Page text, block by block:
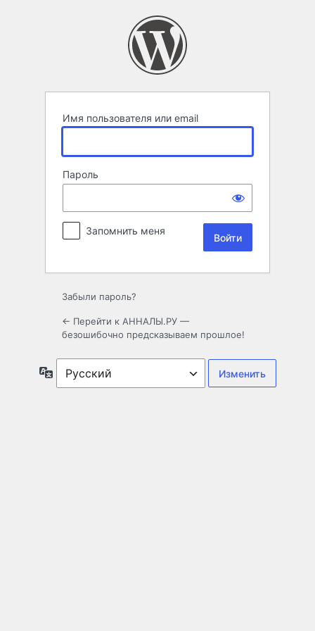
Имя пользователя или email
Пароль
Запомнить меня
Забыли пароль?
← Перейти к АННАЛЫ.РУ —
безошибочно предсказываем прошлое!
Язык